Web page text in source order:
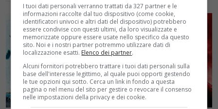
Bomba Rumors Ultimissime
I tuoi dati personali verranno trattati da 327 partner e le
informazioni raccolte dal tuo dispositivo (come cookie,
identificatori univoci e altri dati del dispositivo) potrebbero
essere condivise con questi ultimi, da loro visualizzate e
memorizzate oppure essere usate nello specifico da questo
sito. Noi e i nostri partner potremmo utilizzare dati di
localizzazione esatti. Elenco dei partner.
Alcuni fornitori potrebbero trattare i tuoi dati personali sulla
base dell'interesse legittimo, al quale puoi opporti gestendo
le tue opzioni qui sotto. Cerca un link in fondo a questa
pagina o nel menu del sito per gestire o revocare il consenso
nelle impostazioni della privacy e dei cookie.